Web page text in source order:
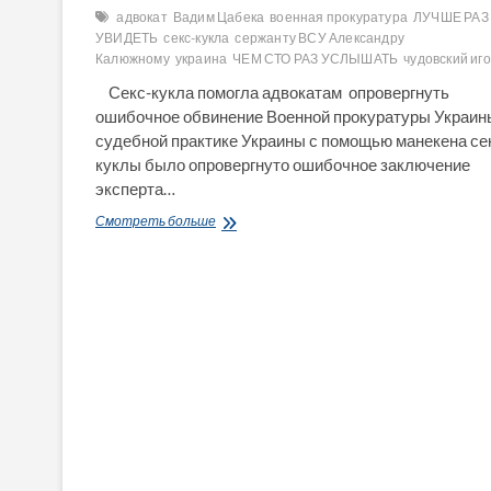
адвокат Вадим Цабека военная прокуратура ЛУЧШЕ РАЗ
УВИДЕТЬ секс-кукла сержанту ВСУ Александру
Калюжному украина ЧЕМ СТО РАЗ УСЛЫШАТЬ чудовский
Секс-кукла помогла адвокатам опровергнуть
ошибочное обвинение Военной прокуратуры
судебной практике Украины с помощью манекена
куклы было опровергнуто ошибочное заключение
эксперта…
Смотреть большеСекс-